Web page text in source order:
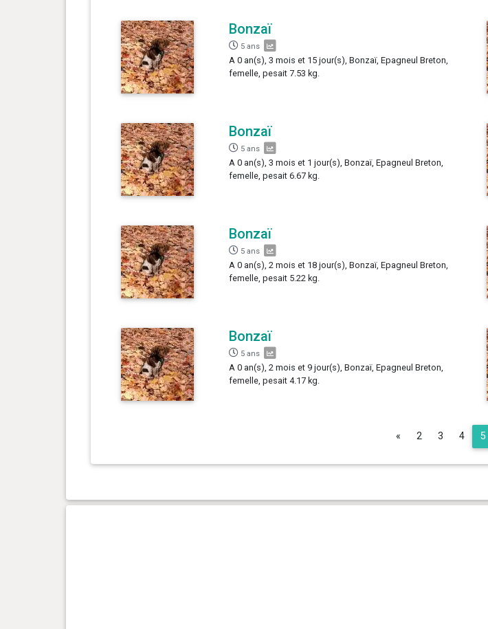
Bonzaï
5 ans
A 0 an(s), 3 mois et 15 jour(s), Bonzaï, Epagneul Breton,
femelle, pesait 7.53 kg.
Bonzaï
5 ans
A 0 an(s), 3 mois et 1 jour(s), Bonzaï, Epagneul Breton,
femelle, pesait 6.67 kg.
Bonzaï
5 ans
A 0 an(s), 2 mois et 18 jour(s), Bonzaï, Epagneul Breton,
femelle, pesait 5.22 kg.
Bonzaï
5 ans
A 0 an(s), 2 mois et 9 jour(s), Bonzaï, Epagneul Breton,
femelle, pesait 4.17 kg.
« Previous
2 3 4 5